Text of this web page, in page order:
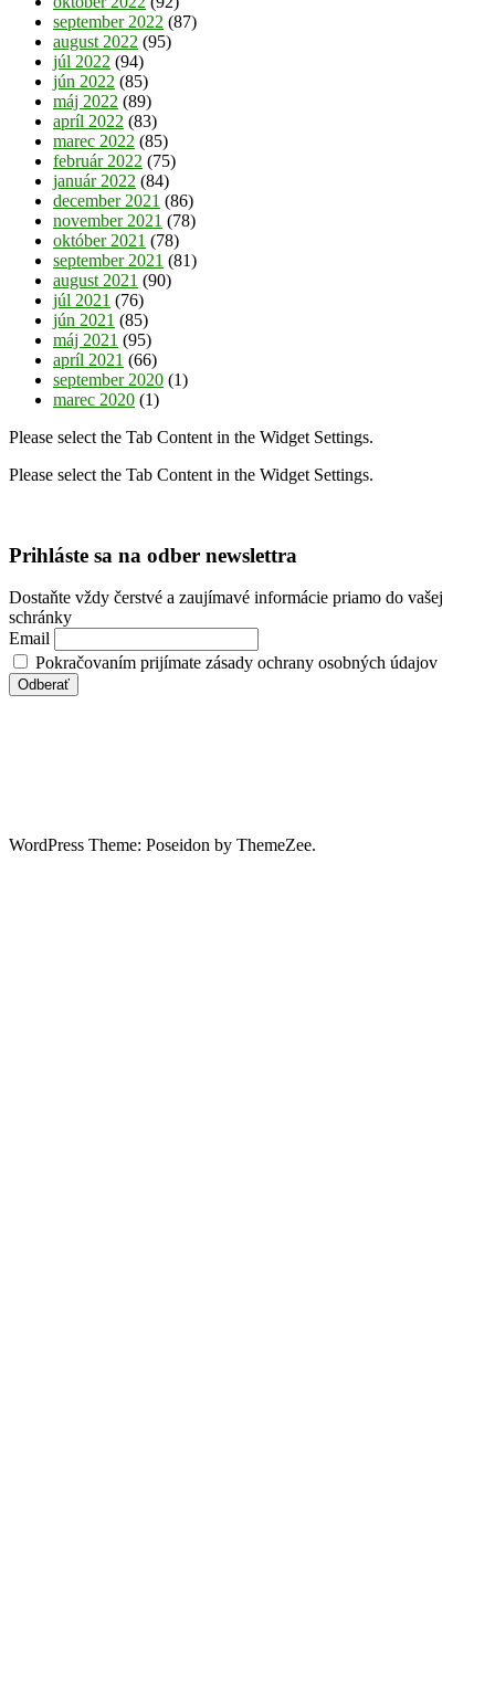
september 2022 (87)
august 2022 (95)
júl 2022 (94)
jún 2022 (85)
máj 2022 (89)
apríl 2022 (83)
marec 2022 (85)
február 2022 (75)
január 2022 (84)
december 2021 (86)
november 2021 (78)
október 2021 (78)
september 2021 (81)
august 2021 (90)
júl 2021 (76)
jún 2021 (85)
máj 2021 (95)
apríl 2021 (66)
september 2020 (1)
marec 2020 (1)
Please select the Tab Content in the Widget Settings.
Please select the Tab Content in the Widget Settings.
Prihláste sa na odber newslettra
Dostaňte vždy čerstvé a zaujímavé informácie priamo do vašej
schránky
Email
Pokračovaním prijímate zásady ochrany osobných údajov
WordPress Theme: Poseidon by ThemeZee.